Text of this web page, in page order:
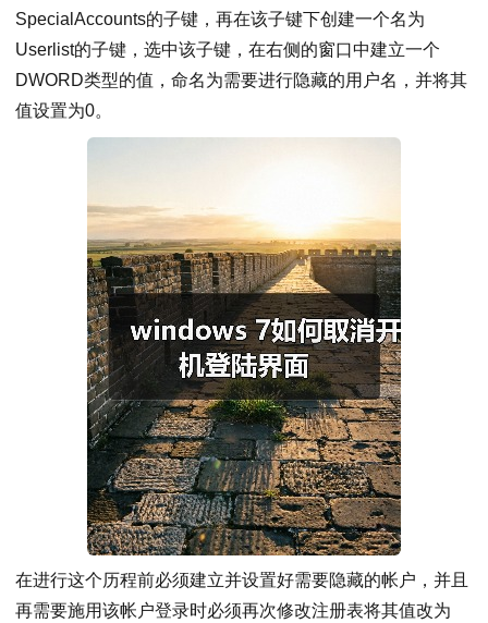
SpecialAccounts的子键，再在该子键下创建一个名为
Userlist的子键，选中该子键，在右侧的窗口中建立一个
DWORD类型的值，命名为需要进行隐藏的用户名，并将其
值设置为0。
在进行这个历程前必须建立并设置好需要隐藏的帐户，并且
再需要施用该帐户登录时必须再次修改注册表将其值改为